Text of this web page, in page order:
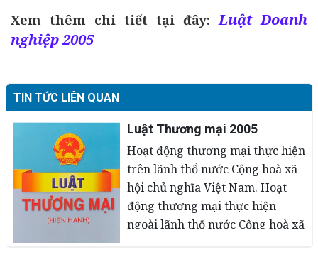
Xem thêm chi tiết tại đây:Luật Doanh
nghiệp 2005
TIN TỨC LIÊN QUAN
Luật Thương mại 2005
Hoạt động thương mại thực hiện
trên lãnh thổ nước Cộng hoà xã
hội chủ nghĩa Việt Nam. Hoạt
động thương mại thực hiện
ngoài lãnh thổ nước Cộng hoà xã